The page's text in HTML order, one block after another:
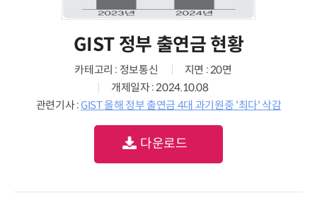
GIST 정부 출연금 현황
카테고리 : 정보통신
지면 : 20면
개제일자 : 2024.10.08
관련기사 : GIST 올해 정부 출연금 4대 과기원중 '최다' 삭감
다운로드